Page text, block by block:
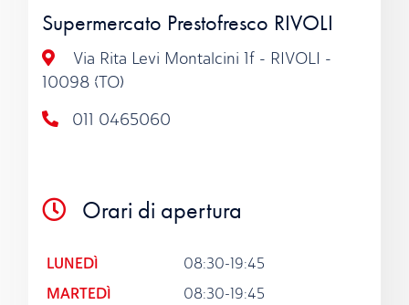
Supermercato Prestofresco RIVOLI
Via Rita Levi Montalcini 1f - RIVOLI -
10098 (TO)
011 0465060
Orari di apertura
LUNEDÌ 08:30-19:45
MARTEDÌ 08:30-19:45